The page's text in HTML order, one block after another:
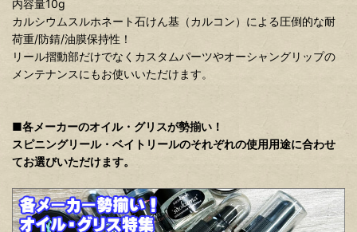
内容量10g
カルシウムスルホネート石けん基（カルコン）による圧倒的な耐
荷重/防錆/油膜保持性！
リール摺動部だけでなくカスタムパーツやオーシャングリップの
メンテナンスにもお使いいただけます。
■各メーカーのオイル・グリスが勢揃い！
スピニングリール・ベイトリールのそれぞれの使用用途に合わせ
てお選びいただけます。